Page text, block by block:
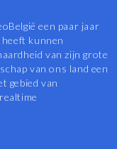
een paar jaar
kunnen
van zijn grote
van ons land een
gebied van